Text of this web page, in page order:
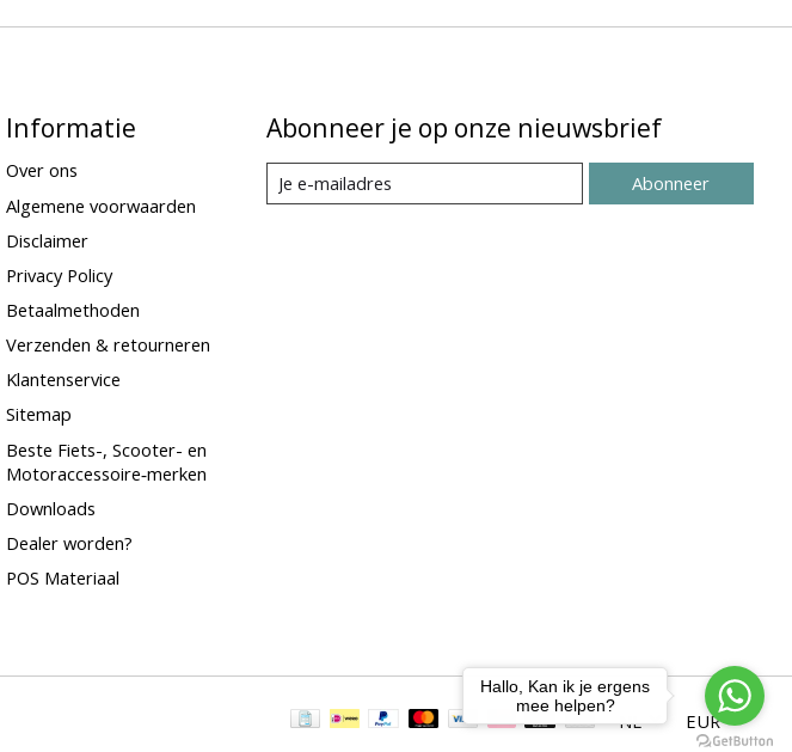
Informatie
Over ons
Algemene voorwaarden
Disclaimer
Privacy Policy
Betaalmethoden
Verzenden & retourneren
Klantenservice
Sitemap
Beste Fiets-, Scooter- en
Motoraccessoire‑merken
Downloads
Dealer worden?
POS Materiaal
Abonneer je op onze nieuwsbrief
Abonneer
NL EUR
Hallo, Kan ik je ergens
mee helpen?